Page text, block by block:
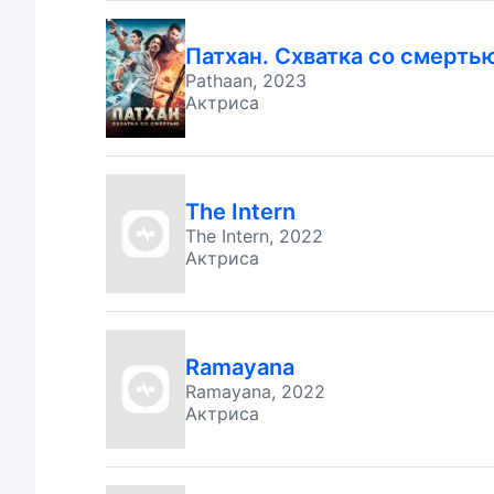
Патхан. Схватка со
Pathaan, 2023
Актриса
The Intern
The Intern, 2022
Актриса
Ramayana
Ramayana, 2022
Актриса